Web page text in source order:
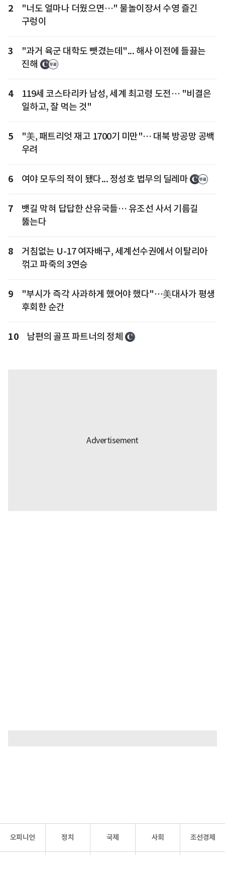
2
"너도 얼마나 더웠으면…" 물놀이장서 수영 즐긴
구렁이
3
"과거 육군 대학도 뺏겼는데"... 해사 이전에 들끓는
진해
4
119세 코스타리카 남성, 세계 최고령 도전… "비결은
일하고, 잘 먹는 것"
5
"美, 패트리엇 재고 1700기 미만"… 대북 방공망 공백
우려
6 여야 모두의 적이 됐다... 정성호 법무의 딜레마
7
뱃길 막혀 답답한 산유국들… 유조선 사서 기름길
뚫는다
8
거침없는 U-17 여자배구, 세계선수권에서 이탈리아
꺾고 파죽의 3연승
9
"부시가 즉각 사과하게 했어야 했다"…美대사가 평생
후회한 순간
10 남편의 골프 파트너의 정체
오피니언 정치 국제 사회 조선경제